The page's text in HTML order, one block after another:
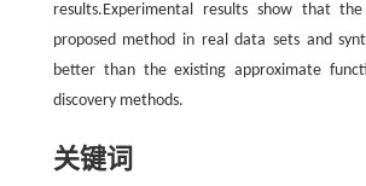
results.Experimental results show that
proposed method in real data sets and
better than the existing approximate
discovery methods.
关键词